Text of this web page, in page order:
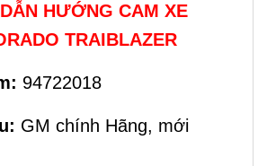
HƯỚNG CAM XE
TRAIBLAZER
94722018
GM chính Hãng, mới